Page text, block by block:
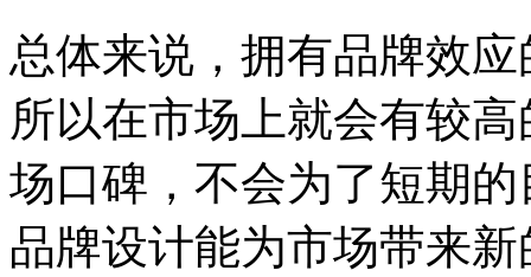
总体来说，拥有品牌效
所以在市场上就会有较
场口碑，不会为了短期
品牌设计能为市场带来